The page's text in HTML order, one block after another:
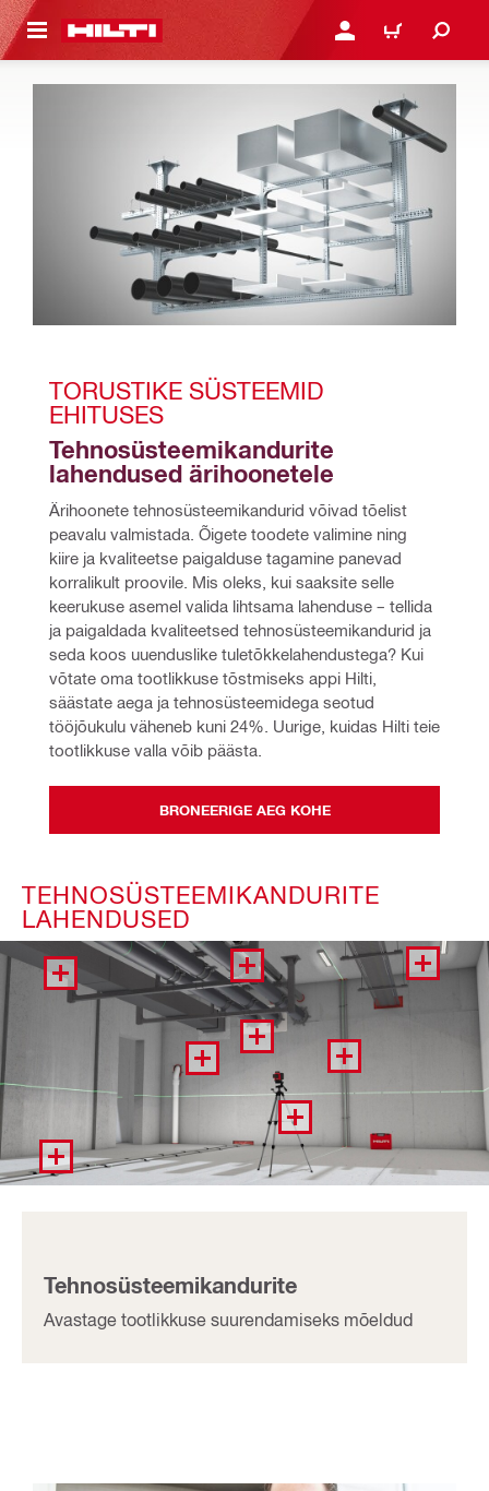
JUURDE LOGI SISSE VÕI
OSTUKORV
TORUSTIKE SÜSTEEMID
EHITUSES
Tehnosüsteemikandurite
lahendused ärihoonetele
Ärihoonete tehnosüsteemikandurid võivad tõelist
peavalu valmistada. Õigete toodete valimine ning
kiire ja kvaliteetse paigalduse tagamine panevad
korralikult proovile. Mis oleks, kui saaksite selle
keerukuse asemel valida lihtsama lahenduse – tellida
ja paigaldada kvaliteetsed tehnosüsteemikandurid ja
seda koos uuenduslike tuletõkkelahendustega? Kui
võtate oma tootlikkuse tõstmiseks appi Hilti,
säästate aega ja tehnosüsteemidega seotud
tööjõukulu väheneb kuni 24%. Uurige, kuidas Hilti teie
tootlikkuse valla võib päästa.
BRONEERIGE AEG KOHE
TEHNOSÜSTEEMIKANDURITE
LAHENDUSED
Tehnosüsteemikandurite
Avastage tootlikkuse suurendamiseks mõeldud